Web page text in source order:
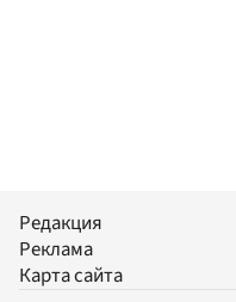
Редакция
Реклама
Карта сайта